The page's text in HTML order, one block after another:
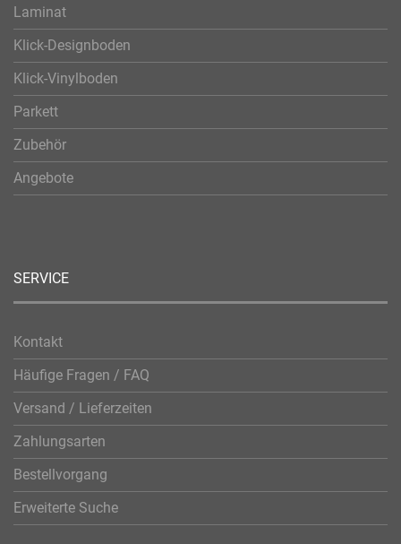
Laminat
Klick-Designboden
Klick-Vinylboden
Parkett
Zubehör
Angebote
SERVICE
Kontakt
Häufige Fragen / FAQ
Versand / Lieferzeiten
Zahlungsarten
Bestellvorgang
Erweiterte Suche